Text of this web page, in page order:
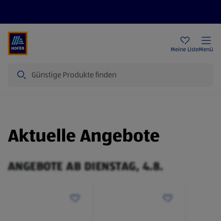
Meine ListeMenü
Aktuelle Angebote
ANGEBOTE AB DIENSTAG, 4.8.